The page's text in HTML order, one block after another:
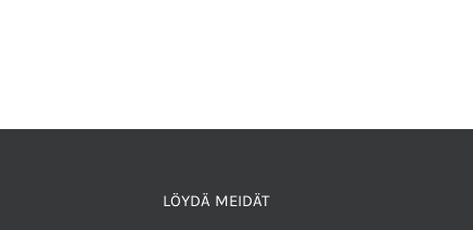
LÖYDÄ MEIDÄT